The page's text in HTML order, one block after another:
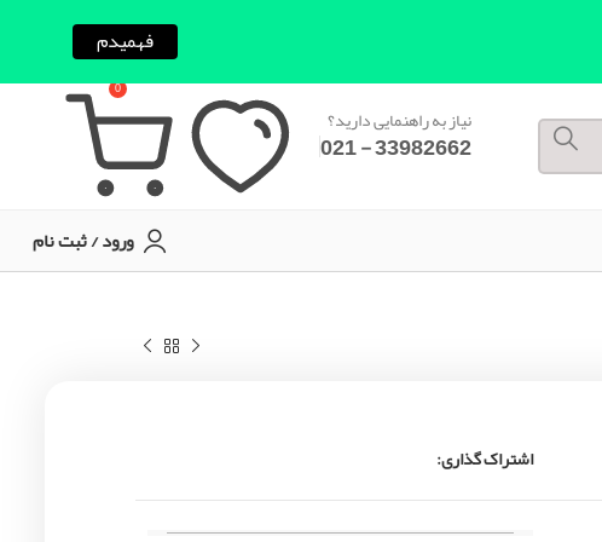
نیاز به راهنمایی دارید؟
33982662 - 021
0
ورود / ثبت نام
اشتراک گذاری:
فهمیدم